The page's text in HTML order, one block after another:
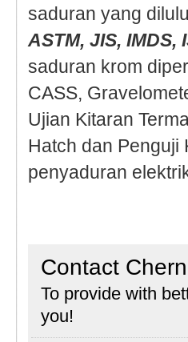
saduran yang
ASTM, JIS, IMDS,
saduran krom
CASS,
Ujian Kitaran
Hatch dan Penguji
penyaduran